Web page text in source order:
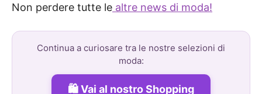
Non perdere tutte le altre news di moda!
Continua a curiosare tra le nostre selezioni di
moda:
Vai al nostro Shopping